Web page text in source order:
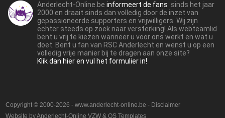
Anderlecht-Online.beinformeert de fans sinds het jaar
2000 en draait sinds dan volledig door de inzet van
gepassioneerde supporters en vrijwilligers. Wij zijn
echter steeds op zoek naar versterking! Als webteamlid
bent u vrij te kiezen wanneer u voor ons werkt en wat u
doet. Bent u fan van RSC Anderlecht en wenst u op een
volledig vrije manier bij te dragen aan onze site?
Klik dan hier en vul het formulier in!
Copyright © 2000-2026 - www.anderlecht-online.be - Disclaimer
Website byAnderlecht-Online VZW &OS Templates